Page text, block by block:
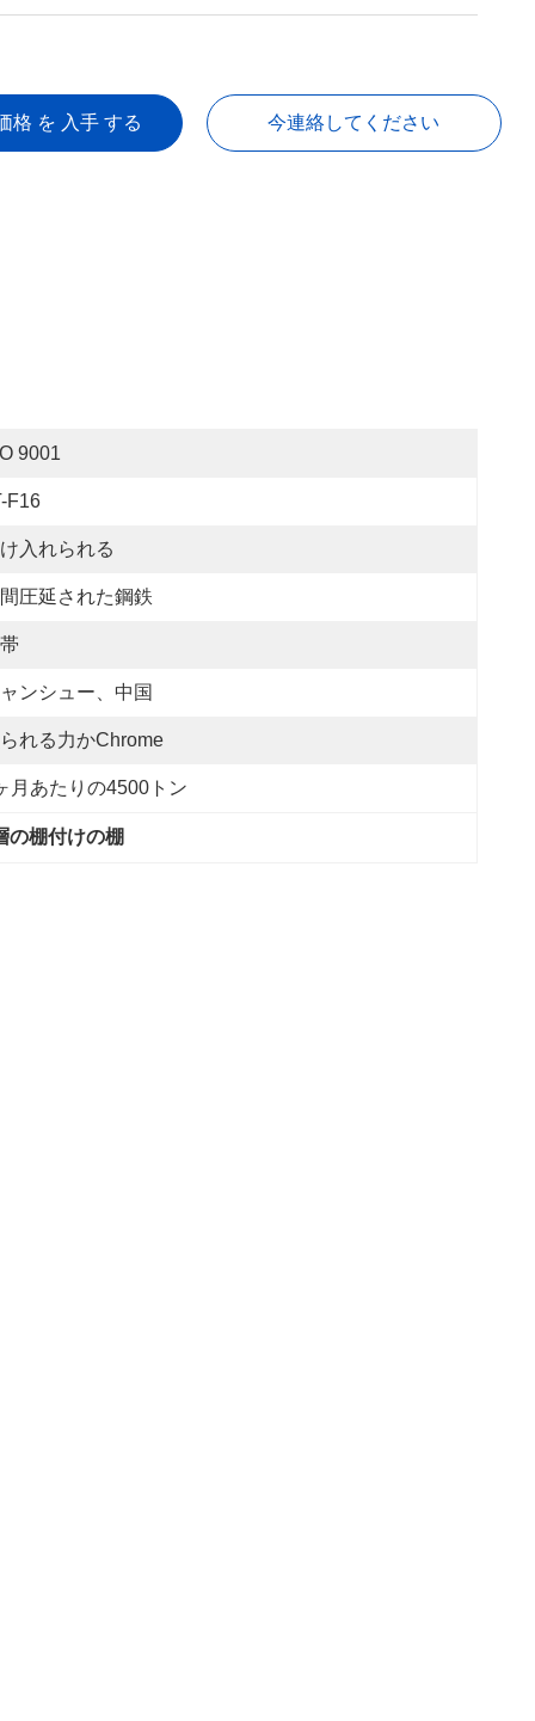
格 を 入手 する 今連絡してください
9001
F16
入れられる
圧延された鋼鉄
ンシュー、中国
れる力かChrome
月あたりの4500トン
の棚付けの棚